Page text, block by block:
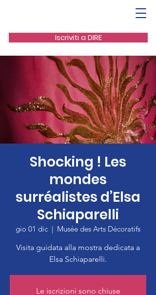
Iscriviti a DIRE
Shocking ! Les
mondes
surréalistes d’Elsa
Schiaparelli
gio 01 dic
  |
Musée des Arts Décoratifs
Visita guidata alla mostra dedicata a
Elsa Schiaparelli.
Le iscrizioni sono chiuse